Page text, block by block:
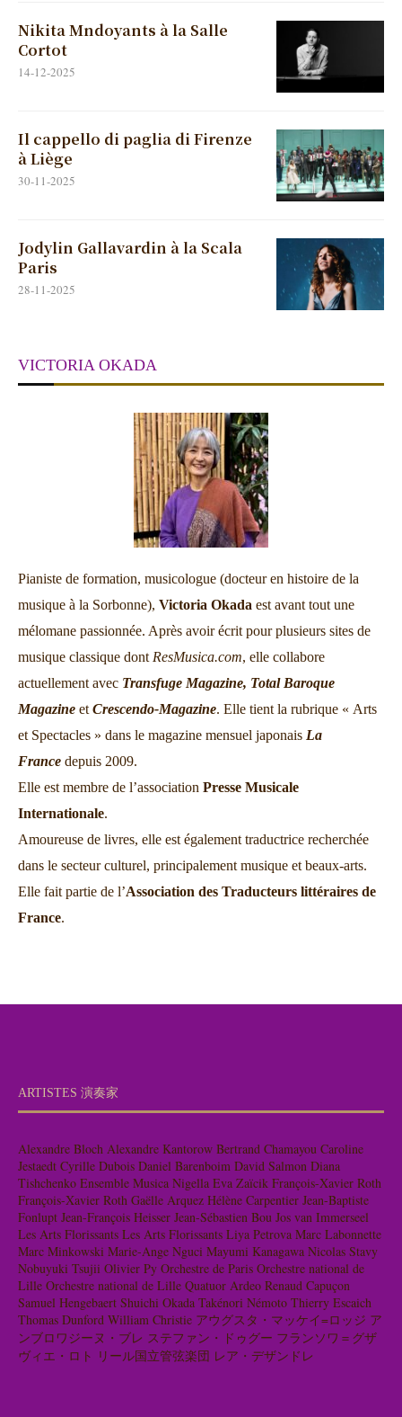
Nikita Mndoyants à la Salle
Cortot
14-12-2025
Il cappello di paglia di Firenze
à Liège
30-11-2025
Jodylin Gallavardin à la Scala
Paris
28-11-2025
VICTORIA OKADA
Pianiste de formation, musicologue (docteur en histoire de la
musique à la Sorbonne), Victoria Okada est avant tout une
mélomane passionnée. Après avoir écrit pour plusieurs sites de
musique classique dont ResMusica.com, elle collabore
actuellement avec Transfuge Magazine, Total Baroque
Magazine et Crescendo-Magazine. Elle tient la rubrique « Arts
et Spectacles » dans le magazine mensuel japonais La
France depuis 2009.
Elle est membre de l’association Presse Musicale
Internationale.
Amoureuse de livres, elle est également traductrice recherchée
dans le secteur culturel, principalement musique et beaux-arts.
Elle fait partie de l’Association des Traducteurs littéraires de
France.
ARTISTES 演奏家
Alexandre Bloch Alexandre Kantorow Bertrand Chamayou Caroline
Jestaedt Cyrille Dubois Daniel Barenboim David Salmon Diana
Tishchenko Ensemble Musica Nigella Eva Zaïcik François-Xavier Roth
François-Xavier Roth Gaëlle Arquez Hélène Carpentier Jean-Baptiste
Fonlupt Jean-François Heisser Jean-Sébastien Bou Jos van Immerseel
Les Arts Florissants Les Arts Florissants Liya Petrova Marc Labonnette
Marc Minkowski Marie-Ange Nguci Mayumi Kanagawa Nicolas Stavy
Nobuyuki Tsujii Olivier Py Orchestre de Paris Orchestre national de
Lille Orchestre national de Lille Quatuor Ardeo Renaud Capuçon
Samuel Hengebaert Shuichi Okada Takénori Némoto Thierry Escaich
Thomas Dunford William Christie アウグスタ・マッケイ=ロッジ ア
ンブロワジーヌ・ブレ ステファン・ドゥグー フランソワ＝グザ
ヴィエ・ロト リール国立管弦楽団 レア・デザンドレ